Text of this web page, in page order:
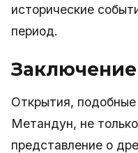
исторические
период.
Заключение
Открытия,
Метандун, не
представление о